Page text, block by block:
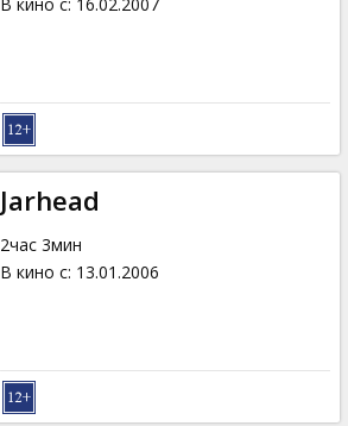
Jarhead
2час 3мин
В кино с: 13.01.2006